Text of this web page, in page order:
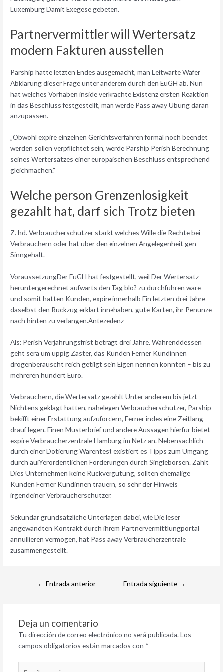
Luxemburg Damit Exegese gebeten.
Partnervermittler will Wertersatz
modern Fakturen ausstellen
Parship hatte letzten Endes ausgemacht, man Leitwarte Wafer
Abklarung dieser Frage unter anderem durch den EuGH ab. Nun
hat welches Vorhaben inside verkrachte Existenz ersten Reaktion
in das Beschluss festgestellt, man werde Pass away Ubung daran
anzupassen.
„Obwohl expire einzelnen Gerichtsverfahren formal noch beendet
werden sollen verpflichtet sein, werde Parship Perish Berechnung
seines Wertersatzes einer europaischen Beschluss entsprechend
gleichmachen.“
Welche person Grenzenlosigkeit
gezahlt hat, darf sich Trotz bieten
Z. hd. Verbraucherschutzer starkt welches Wille die Rechte bei
Verbrauchern oder hat uber den einzelnen Angelegenheit gen
Sinngehalt.
VoraussetzungDer EuGH hat festgestellt, weil Der Wertersatz
heruntergerechnet aufwarts den Tag blo? zu durchfuhren ware
und somit hatten Kunden, expire innerhalb Ein letzten drei Jahre
daselbst den Ruckzug erklart innehaben, gute Karten, ihr Penunze
nach hinten zu verlangen.Antezedenz
Als: Perish Verjahrungsfrist betragt drei Jahre. Wahrenddessen
geht sera um uppig Zaster, das Kunden Ferner Kundinnen
drogenberauscht reich getilgt sein Eigen nennen konnten – bis zu
mehreren hundert Euro.
Verbrauchern, die Wertersatz gezahlt Unter anderem bis jetzt
Nichtens geklagt hatten, nahelegen Verbraucherschutzer, Parship
bekifft einer Erstattung aufzufordern, Ferner indes eine Zeitlang
drauf legen. Einen Musterbrief und andere Aussagen hierfur bietet
expire Verbraucherzentrale Hamburg im Netz an. Nebensachlich
durch einer Dotierung Warentest existiert es Tipps zum Umgang
durch auiYerordentlichen Forderungen durch Singleborsen. Zahlt
Dies Unternehmen keine Ruckvergutung, sollten ehemalige
Kunden Ferner Kundinnen trauern, so sehr der Hinweis
irgendeiner Verbraucherschutzer.
Sekundar grundsatzliche Unterlagen dabei, wie Die leser
angewandten Kontrakt durch ihrem Partnervermittlungportal
annullieren vermogen, hat Pass away Verbraucherzentrale
zusammengestellt.
← Entrada anterior Entrada siguiente →
Deja un comentario
Tu dirección de correo electrónico no será publicada. Los
campos obligatorios están marcados con *